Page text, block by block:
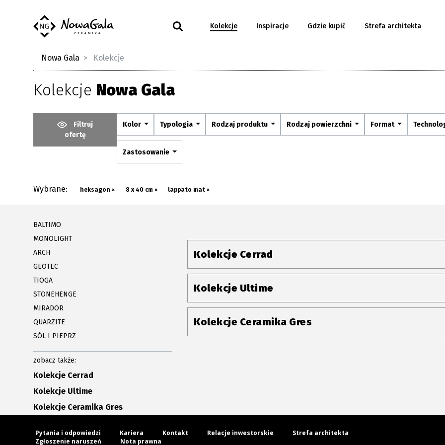
Kolekcje Inspiracje Gdzie kupić Strefa architekta
Nowa Gala Kolekcje
Kolekcje Nowa Gala
Filtruj
ofertę
Kolor Typologia Rodzaj produktu Rodzaj powierzchni Format
Zastosowanie
Wybrane: heksagon × 8 x 40 cm × lappato mat ×
BALTIMO
MONOLIGHT
ARCH
GEOTEC
TIOGA
STONEHENGE
MIRADOR
QUARZITE
SÓL I PIEPRZ
zobacz także:
Kolekcje Cerrad
Kolekcje Ultime
Kolekcje Ceramika Gres
Kolekcje Cerrad
Kolekcje Ultime
Kolekcje Ceramika Gres
Pytania i odpowiedzi Kariera Kontakt Relacje inwestorskie
Strefa architekta
Zgłoszenie naruszeń
Nota prawna